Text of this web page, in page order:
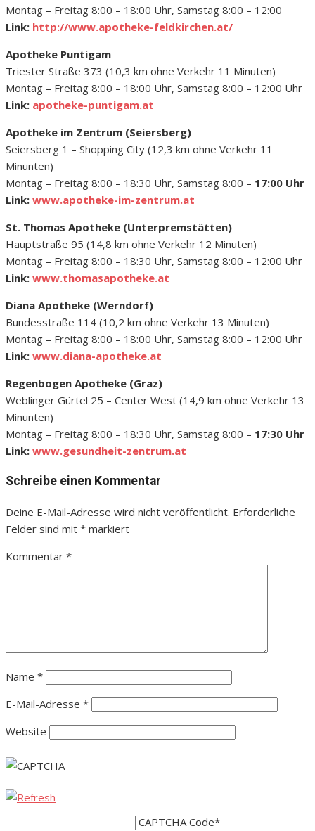
Montag – Freitag 8:00 – 18:00 Uhr, Samstag 8:00 – 12:00
Link: http://www.apotheke-feldkirchen.at/
Apotheke Puntigam
Triester Straße 373 (10,3 km ohne Verkehr 11 Minuten)
Montag – Freitag 8:00 – 18:00 Uhr, Samstag 8:00 – 12:00 Uhr
Link: apotheke-puntigam.at
Apotheke im Zentrum (Seiersberg)
Seiersberg 1 – Shopping City (12,3 km ohne Verkehr 11
Minunten)
Montag – Freitag 8:00 – 18:30 Uhr, Samstag 8:00 – 17:00 Uhr
Link: www.apotheke-im-zentrum.at
St. Thomas Apotheke (Unterpremstätten)
Hauptstraße 95 (14,8 km ohne Verkehr 12 Minuten)
Montag – Freitag 8:00 – 18:30 Uhr, Samstag 8:00 – 12:00 Uhr
Link: www.thomasapotheke.at
Diana Apotheke (Werndorf)
Bundesstraße 114 (10,2 km ohne Verkehr 13 Minuten)
Montag – Freitag 8:00 – 18:00 Uhr, Samstag 8:00 – 12:00 Uhr
Link: www.diana-apotheke.at
Regenbogen Apotheke (Graz)
Weblinger Gürtel 25 – Center West (14,9 km ohne Verkehr 13
Minunten)
Montag – Freitag 8:00 – 18:30 Uhr, Samstag 8:00 – 17:30 Uhr
Link: www.gesundheit-zentrum.at
Schreibe einen Kommentar
Deine E-Mail-Adresse wird nicht veröffentlicht. Erforderliche
Felder sind mit * markiert
Kommentar *
Name *
E-Mail-Adresse *
Website
CAPTCHA Code*